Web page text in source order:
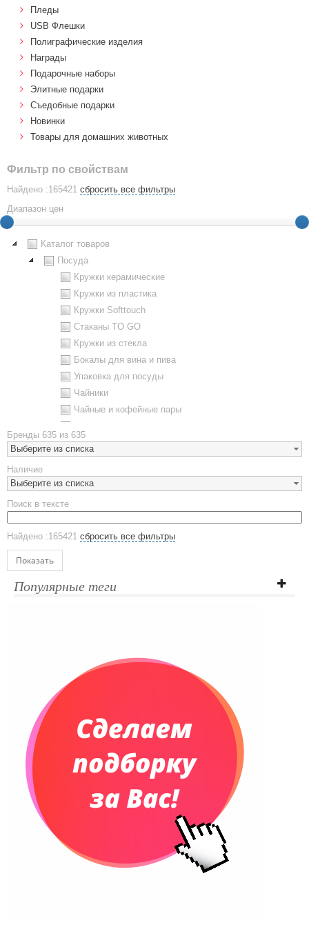
Пледы
USB Флешки
Полиграфические изделия
Награды
Подарочные наборы
Элитные подарки
Cъедобные подарки
Новинки
Товары для домашних животных
Фильтр по свойствам
Найдено :165421 сбросить все фильтры
Диапазон цен
Каталог товаров
Посуда
Кружки керамические
Кружки из пластика
Кружки Softtouch
Стаканы TO GO
Кружки из стекла
Бокалы для вина и пива
Упаковка для посуды
Чайники
Чайные и кофейные пары
Наборы посуды
Предметы сервировки
Стаканы
Эко кружки
ЕВРОПОСУДА
Аксессуары
Ежедневники и блокноты
Датированные ежедневники
Планинги недатированные
Телефонные книжки
Сумки и Рюкзаки
Сумки для планшетов и ноутбуков
Рюкзаки
Конференц-сумки
Сумки для покупок промо
Несессеры и косметички
Сумки дорожные
Бренды 635 из 635
Выберите из списка
Наличие
Выберите из списка
Поиск в тексте
Найдено :165421 сбросить все фильтры
Показать
Популярные теги